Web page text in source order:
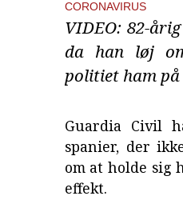
CORONAVIRUS
VIDEO: 82-
da han løj
politiet ham på
Guardia Civil
spanier, der
om at holde sig
effekt.